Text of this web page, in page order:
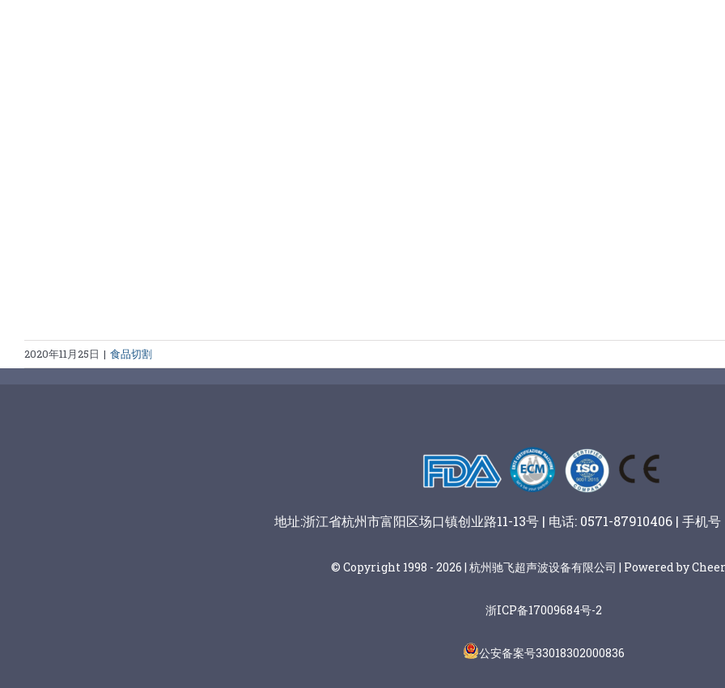
2020年11月25日 | 食品切割
地址:浙江省杭州市富阳区场口镇创业路11-13号 | 电话: 0571-87910406 | 手机
© Copyright 1998 - 2026 | 杭州驰飞超声波设备有限公司 | Powered by
浙ICP备17009684号-2
公安备案号33018302000836